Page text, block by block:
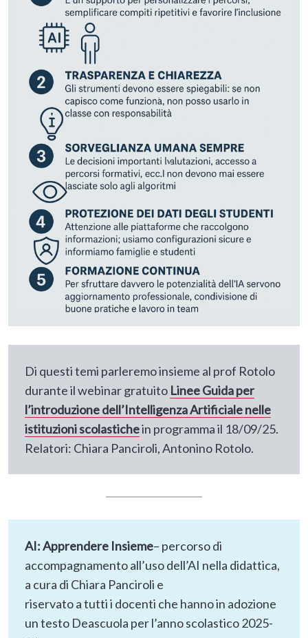
Di questi temi parleremo insieme al prof Rotolo
durante il webinar gratuito Linee Guida per
l’introduzione dell’Intelligenza Artificiale nelle
istituzioni scolastichein programma il 18/09/25.
Relatori: Chiara Panciroli, Antonino Rotolo.
AI: Apprendere Insieme– percorso di
accompagnamento all’uso dell’AI nella didattica,
a cura di Chiara Panciroli e
riservato a tutti i docenti che hanno in adozione
un testo Deascuola per l’anno scolastico 2025-